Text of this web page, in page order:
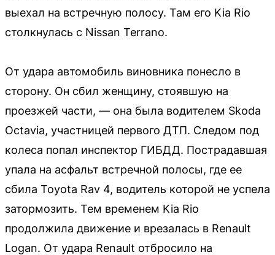
выехал на встречную полосу. Там его Kia Rio
столкнулась с Nissan Terrano.
От удара автомобиль виновника понесло в
сторону. Он сбил женщину, стоявшую на
проезжей части, — она была водителем Skoda
Octavia, участницей первого ДТП. Следом под
колеса попал инспектор ГИБДД. Пострадавшая
упала на асфальт встречной полосы, где ее
сбила Toyota Rav 4, водитель которой не успела
затормозить. Тем временем Kia Rio
продолжила движение и врезалась в Renault
Logan. От удара Renault отбросило на